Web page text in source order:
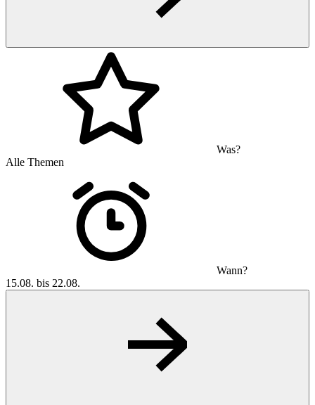
Was?
Alle Themen
Wann?
15.08. bis 22.08.